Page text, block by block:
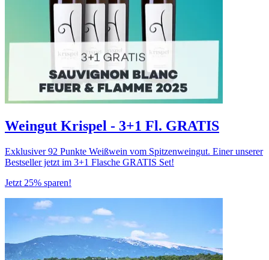
Weingut Krispel - 3+1 Fl. GRATIS
Exklusiver 92 Punkte Weißwein vom Spitzenweingut. Einer unserer
Bestseller jetzt im 3+1 Flasche GRATIS Set!
Jetzt 25% sparen!